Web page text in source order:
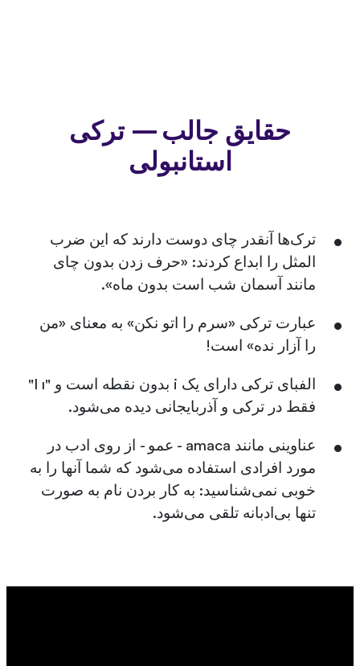
حقایق جالب — ترکی
استانبولی
ترک‌ها آنقدر چای دوست دارند که این ضرب
المثل را ابداع کردند: «حرف زدن بدون چای
مانند آسمان شب است بدون ماه».
عبارت ترکی «سرم را اتو نکن» به معنای «من
را آزار نده» است!
الفبای ترکی دارای یک i بدون نقطه است و "I ı"
فقط در ترکی و آذربایجانی دیده می‌شود.
عناوینی مانند amaca - عمو - از روی ادب در
مورد افرادی استفاده می‌شود که شما آنها را به
خوبی نمی‌شناسید: به کار بردن نام به صورت
تنها بی‌ادبانه تلقی می‌شود.